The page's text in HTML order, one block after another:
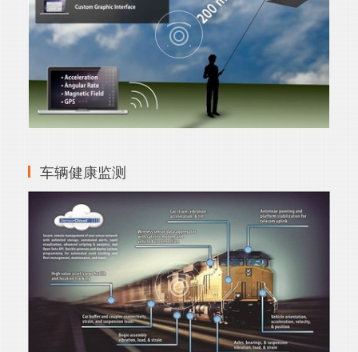
车辆健康监测